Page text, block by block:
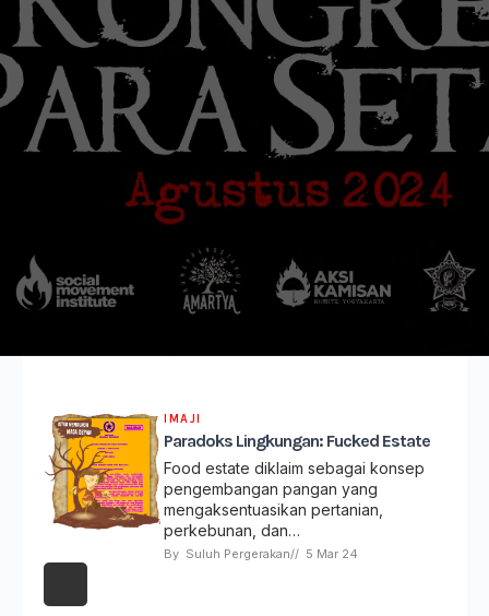
IMAJI
Paradoks Lingkungan: Fucked Estate
Food estate diklaim sebagai konsep
pengembangan pangan yang
mengaksentuasikan pertanian,
perkebunan, dan…
By Suluh Pergerakan// 5 Mar 24